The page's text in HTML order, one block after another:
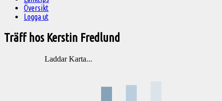
Översikt
Logga ut
Träff hos Kerstin Fredlund
Laddar Karta...